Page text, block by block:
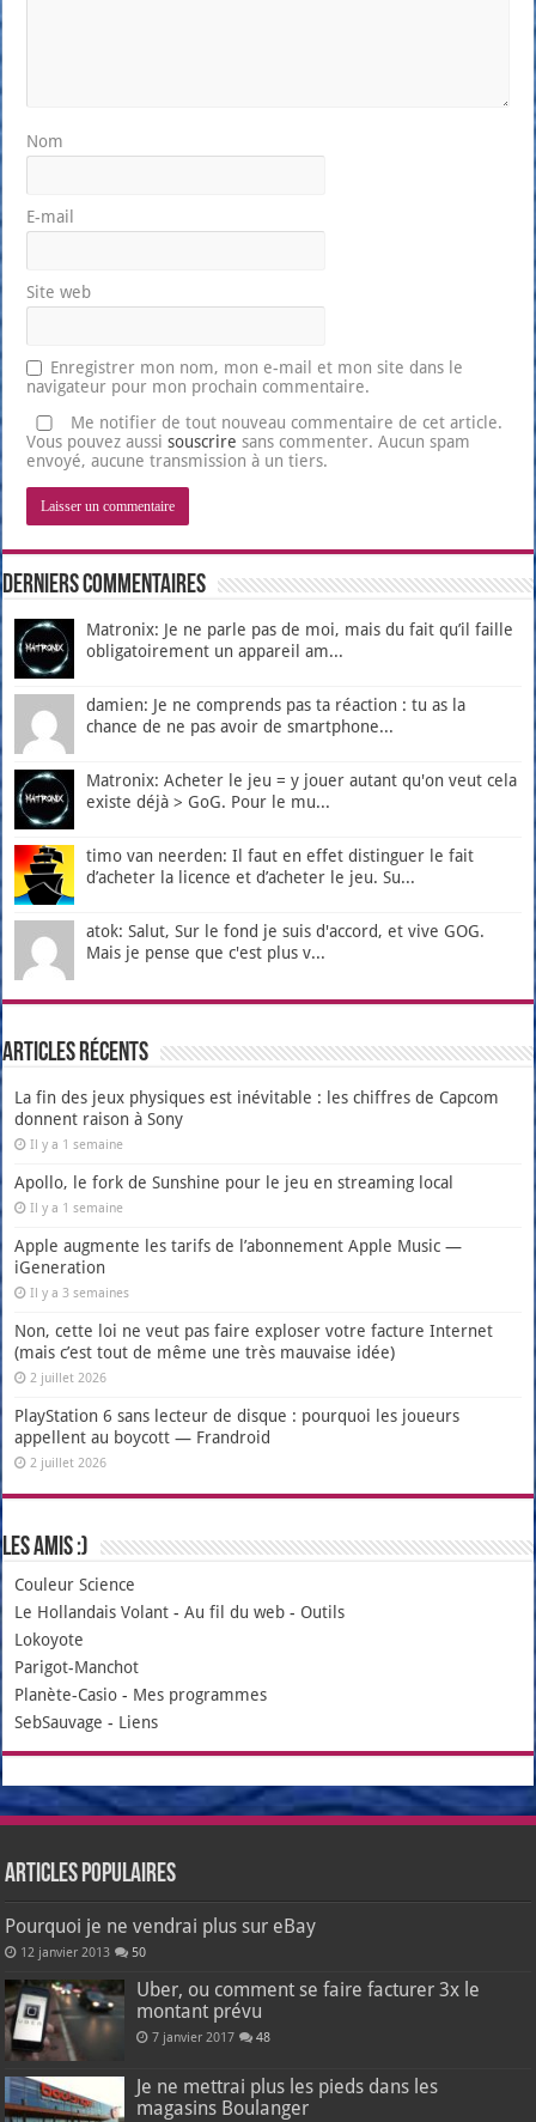
Nom
E-mail
Site web
Enregistrer mon nom, mon e-mail et mon site dans le
navigateur pour mon prochain commentaire.
Me notifier de tout nouveau commentaire de cet article.
Vous pouvez aussisouscrire sans commenter. Aucun spam
envoyé, aucune transmission à un tiers.
Derniers Commentaires
Matronix: Je ne parle pas de moi, mais du fait qu’il faille
obligatoirement un appareil am...
damien: Je ne comprends pas ta réaction : tu as la
chance de ne pas avoir de smartphone...
Matronix: Acheter le jeu = y jouer autant qu'on veut cela
existe déjà > GoG. Pour le mu...
timo van neerden: Il faut en effet distinguer le fait
d’acheter la licence et d’acheter le jeu. Su...
atok: Salut, Sur le fond je suis d'accord, et vive GOG.
Mais je pense que c'est plus v...
Articles récents
La fin des jeux physiques est inévitable : les chiffres de Capcom
donnent raison à Sony
Il y a 1 semaine
Apollo, le fork de Sunshine pour le jeu en streaming local
Il y a 1 semaine
Apple augmente les tarifs de l’abonnement Apple Music —
iGeneration
Il y a 3 semaines
Non, cette loi ne veut pas faire exploser votre facture Internet
(mais c’est tout de même une très mauvaise idée)
2 juillet 2026
PlayStation 6 sans lecteur de disque : pourquoi les joueurs
appellent au boycott — Frandroid
2 juillet 2026
Les amis :)
Couleur Science
Le Hollandais Volant -Au fil du web - Outils
Lokoyote
Parigot-Manchot
Planète-Casio - Mes programmes
SebSauvage - Liens
Articles populaires
Pourquoi je ne vendrai plus sur eBay
12 janvier 2013 50
Uber, ou comment se faire facturer 3x le
montant prévu
7 janvier 2017 48
Je ne mettrai plus les pieds dans les
magasins Boulanger